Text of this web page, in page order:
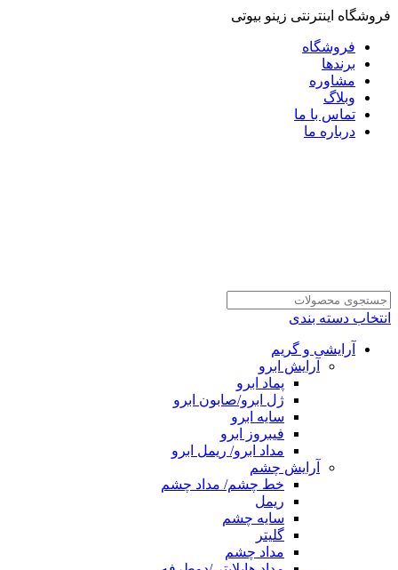
فروشگاه اینترنتی زینو بیوتی
فروشگاه
برندها
مشاوره
وبلاگ
تماس با ما
درباره ما
انتخاب دسته بندی
آرایشی و گریم
آرایش ابرو
پماد ابرو
ژل ابرو/صابون ابرو
سایه ابرو
فیبروز ابرو
مداد ابرو/ ریمل ابرو
آرایش چشم
خط چشم/ مداد چشم
ریمل
سایه چشم
گلیتر
مداد چشم